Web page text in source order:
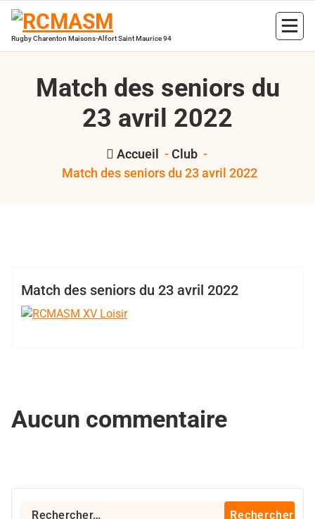
Aller
au
contenu
Rugby Charenton Maisons-Alfort Saint Maurice 94
Match des seniors du
23 avril 2022
Accueil -Club -
Match des seniors du 23 avril 2022
Club XV Loisir
Match des seniors du 23 avril 2022
Aucun commentaire
Rechercher :